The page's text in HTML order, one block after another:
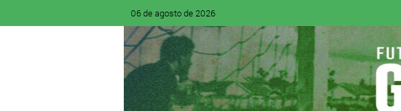
06 de agosto de 2026